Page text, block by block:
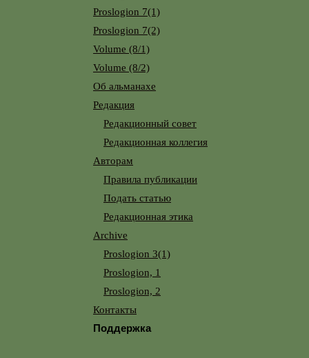
Proslogion 7(1)
Proslogion 7(2)
Volume (8/1)
Volume (8/2)
Об альманахе
Редакция
Редакционный совет
Редакционная коллегия
Авторам
Правила публикации
Подать статью
Редакционная этика
Archive
Proslogion 3(1)
Proslogion, 1
Proslogion, 2
Контакты
Поддержка